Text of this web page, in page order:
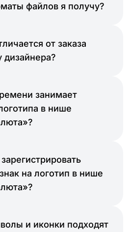
файлов я получу?
от заказа
дизайнера?
занимает
в нише
на логотип в нише
и иконки подходят